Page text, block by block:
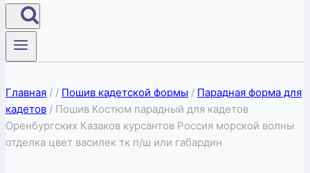
Главная / / Пошив кадетской формы / Парадная форма для
кадетов / Пошив Костюм парадный для кадетов
Оренбургских Казаков курсантов Россия морской волны
отделка цвет василек тк п/ш или габардин